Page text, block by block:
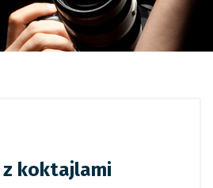
z koktajlami